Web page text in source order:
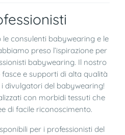
consulenti babywearing e le
preso l’ispirazione per
babywearing. Il nostro
e supporti di alta qualità
divulgatori del babywearing!
con morbidi tessuti che
di facile riconoscimento.
per i professionisti del